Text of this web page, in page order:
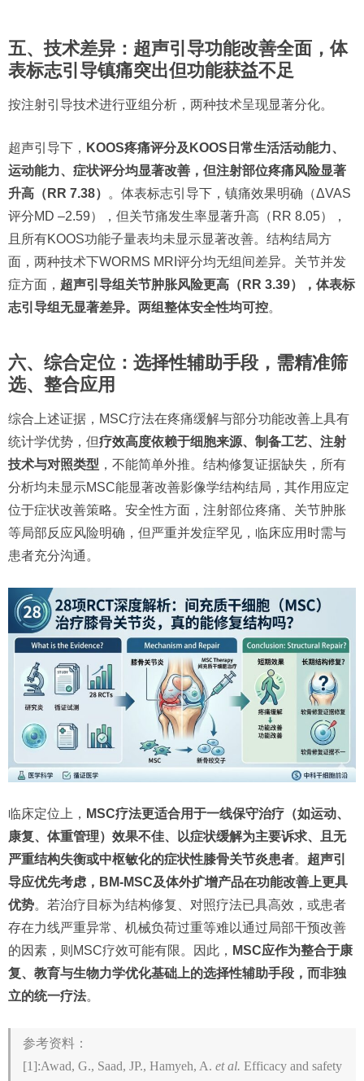
五、技术差异：超声引导功能改善全面，体
表标志引导镇痛突出但功能获益不足
按注射引导技术进行亚组分析，两种技术呈现显著分化。
超声引导下， KOOS疼痛评分及KOOS日常生活活动能力、
运动能力、症状评分均显著改善，但注射部位疼痛风险显著
升高（RR 7.38）
。体表标志引导下，镇痛效果明确（ΔVAS
评分MD –2.59），但关节痛发生率显著升高（RR 8.05），
且所有KOOS功能子量表均未显示显著改善。结构结局方
面，两种技术下WORMS MRI评分均无组间差异。关节并发
症方面， 超声引导组关节肿胀风险更高（RR 3.39），体表标
志引导组无显著差异。两组整体安全性均可控。
六、综合定位：选择性辅助手段，需精准筛
选、整合应用
综合上述证据，MSC疗法在疼痛缓解与部分功能改善上具有
统计学优势，但疗效高度依赖于细胞来源、制备工艺、注射
技术与对照类型 ，不能简单外推。结构修复证据缺失，所有
分析均未显示MSC能显著改善影像学结构结局，其作用应定
位于症状改善策略。安全性方面，注射部位疼痛、关节肿胀
等局部反应风险明确，但严重并发症罕见，临床应用时需与
患者充分沟通。
临床定位上， MSC疗法更适合用于一线保守治疗（如运动、
康复、体重管理）效果不佳、以症状缓解为主要诉求、且无
严重结构失衡或中枢敏化的症状性膝骨关节炎患者。 超声引
导应优先考虑，BM-MSC及体外扩增产品在功能改善上更具
优势。若治疗目标为结构修复、对照疗法已具高效，或患者
存在力线严重异常、机械负荷过重等难以通过局部干预改善
的因素，则MSC疗效可能有限。因此， MSC应作为整合于康
复、教育与生物力学优化基础上的选择性辅助手段，而非独
立的统一疗法。
参考资料：
[1]:Awad, G., Saad, JP., Hamyeh, A. et al. Efficacy and safety